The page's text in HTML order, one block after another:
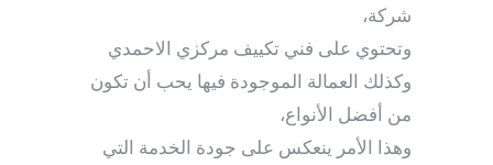
شركة،
وتحتوي على فني تكييف مركزي الاحمدي
وكذلك العمالة الموجودة فيها يحب أن تكون
من أفضل الأنواع،
وهذا الأمر ينعكس على جودة الخدمة التي